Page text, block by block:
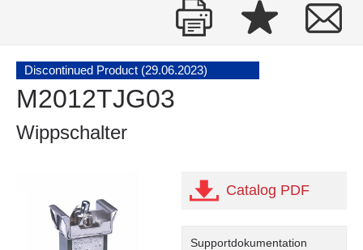
Discontinued Product (29.06.2023)
M2012TJG03
Wippschalter
Catalog PDF
Supportdokumentation